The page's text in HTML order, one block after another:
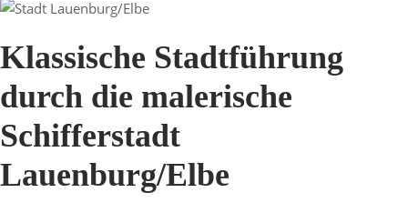
Klassische Stadtführung
durch die malerische
Schifferstadt
Lauenburg/Elbe